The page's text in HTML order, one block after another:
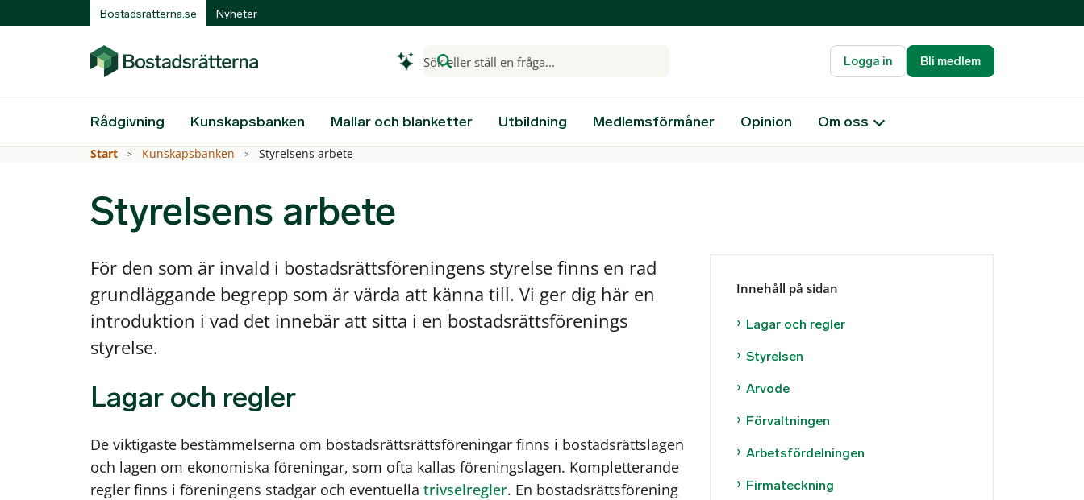
Bostadsrätterna.se Nyheter
Logga in Bli medlem
Sök eller ställ en fråga...
Rådgivning Kunskapsbanken Mallar och blanketter Utbildning Medlemsförmåner Opinion Om oss
Start Kunskapsbanken Styrelsens arbete
Styrelsens arbete
Innehåll på sidan
Lagar och regler
Styrelsen
Arvode
Förvaltningen
Arbetsfördelningen
Firmateckning
För den som är invald i bostadsrättsföreningens styrelse finns en rad
grundläggande begrepp som är värda att känna till. Vi ger dig här en
introduktion i vad det innebär att sitta i en bostadsrättsförenings
styrelse.
Lagar och regler
De viktigaste bestämmelserna om bostadsrättsrättsföreningar finns i bostadsrättslagen
och lagen om ekonomiska föreningar, som ofta kallas föreningslagen. Kompletterande
regler finns i föreningens stadgar och eventuella trivselregler. En bostadsrättsförening